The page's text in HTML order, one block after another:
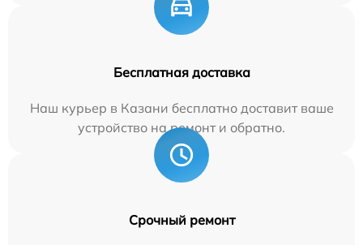
Бесплатная доставка
Наш курьер в Казани бесплатно доставит ваше
устройство на ремонт и обратно.
Срочный ремонт